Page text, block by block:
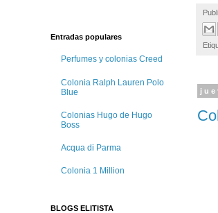
Entradas populares
Perfumes y colonias Creed
Colonia Ralph Lauren Polo
Blue
Colonias Hugo de Hugo
Boss
Acqua di Parma
Colonia 1 Million
BLOGS ELITISTA